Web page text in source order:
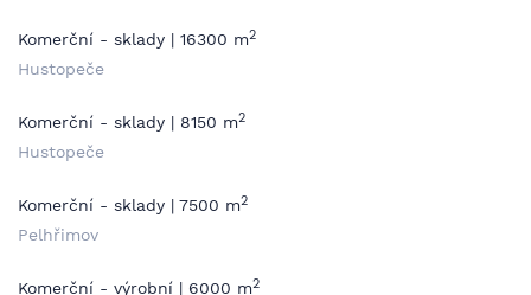
Komerční - sklady | 16300 m2
Hustopeče
Komerční - sklady | 8150 m2
Hustopeče
Komerční - sklady | 7500 m2
Pelhřimov
Komerční - výrobní | 6000 m2